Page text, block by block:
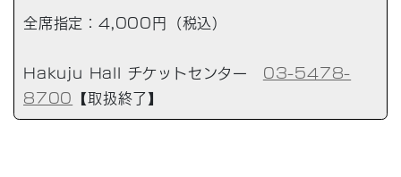
全席指定：4,000円（税込）
Hakuju Hall チケットセンター 03-5478-
8700 【取扱終了】